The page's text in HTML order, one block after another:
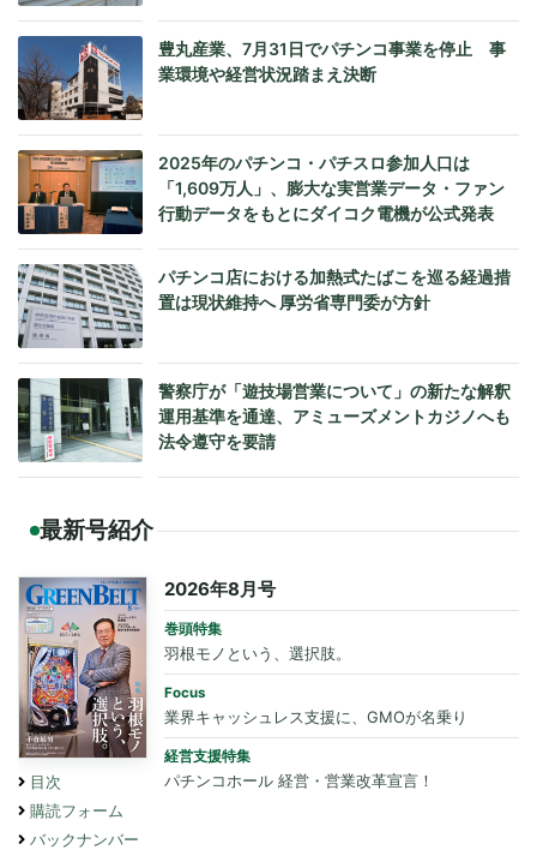
豊丸産業、7月31日でパチンコ事業を停止 事
業環境や経営状況踏まえ決断
2025年のパチンコ・パチスロ参加人口は
「1,609万人」、膨大な実営業データ・ファン
行動データをもとにダイコク電機が公式発表
パチンコ店における加熱式たばこを巡る経過措
置は現状維持へ 厚労省専門委が方針
警察庁が「遊技場営業について」の新たな解釈
運用基準を通達、アミューズメントカジノへも
法令遵守を要請
最新号紹介
目次
購読フォーム
バックナンバー
2026年8月号
巻頭特集
羽根モノという、選択肢。
Focus
業界キャッシュレス支援に、GMOが名乗り
経営支援特集
パチンコホール 経営・営業改革宣言！